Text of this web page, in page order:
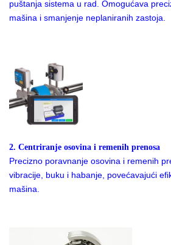
puštanja sistema u rad. Omogućava
mašina i smanjenje neplaniranih zastoja.
2. Centriranje osovina i remenih prenosa
Precizno poravnanje osovina i remenih
vibracije, buku i habanje, povećavajući
mašina.